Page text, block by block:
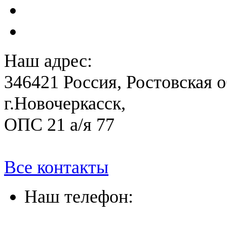
Наш адрес:
346421 Россия, Ростовская
г.Новочеркасск,
ОПС 21 а/я 77
Все контакты
Наш телефон: